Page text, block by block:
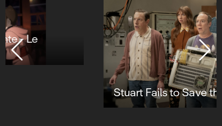
Stuart Fails to Save the Universe